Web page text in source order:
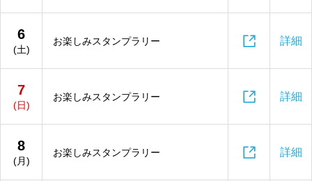
6
(土)
お楽しみスタンプラリー  詳細
7
(日)
お楽しみスタンプラリー  詳細
8
(月)
お楽しみスタンプラリー  詳細